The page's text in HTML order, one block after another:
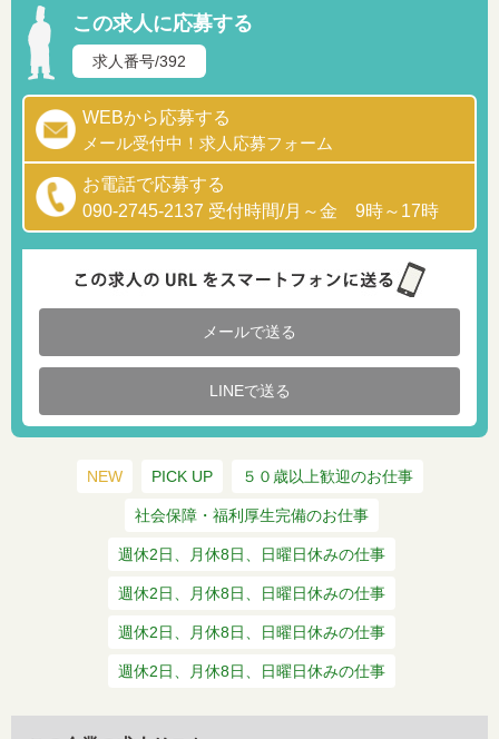
この求人に応募する
求人番号/392
WEBから応募する
メール受付中！求人応募フォーム
お電話で応募する
090-2745-2137 受付時間/月～金 9時～17時
メールで送る
LINEで送る
NEW PICK UP ５０歳以上歓迎のお仕事
社会保障・福利厚生完備のお仕事
週休2日、月休8日、日曜日休みの仕事
週休2日、月休8日、日曜日休みの仕事
週休2日、月休8日、日曜日休みの仕事
週休2日、月休8日、日曜日休みの仕事